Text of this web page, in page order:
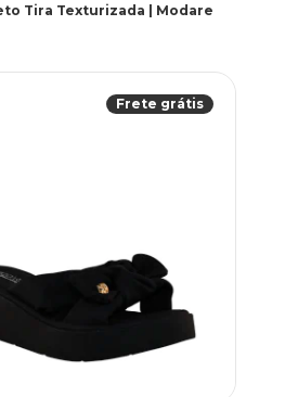
Tira Texturizada | Modare
Frete grátis